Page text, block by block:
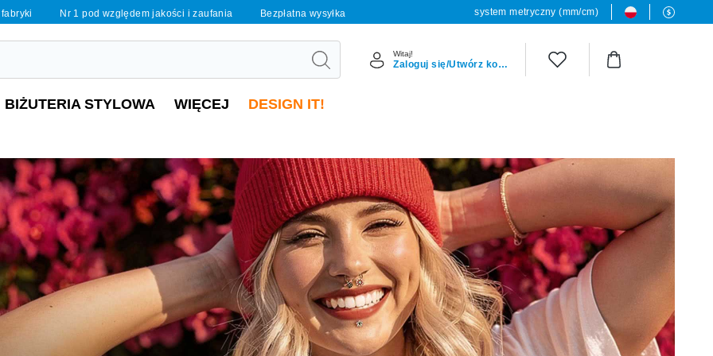
Nr 1 pod względem jakości i zaufania Bezpłatna wysyłka system metryczny (mm/cm)
Witaj!
Zaloguj się/Utwórz konto
BIŻUTERIA STYLOWA WIĘCEJ DESIGN IT!